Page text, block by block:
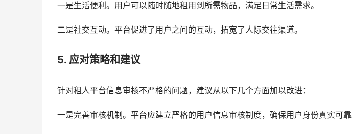
一是生活便利。用户可以随时随地租用到所需物品，满足日常生活需求。
二是社交互动。平台促进了用户之间的互动，拓宽了人际交往渠道。
5. 应对策略和建议
针对租人平台信息审核不严格的问题，建议从以下几个方面加以改进：
一是完善审核机制。平台应建立严格的用户信息审核制度，确保用户身份真实可靠